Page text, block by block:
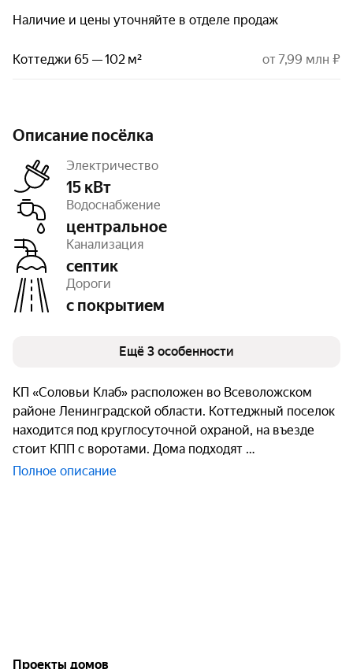
Наличие и цены уточняйте в отделе продаж
Коттеджи 65 — 102 м² от 7,99 млн ₽
Описание посёлка
Электричество
15 кВт
Водоснабжение
центральное
Канализация
септик
Дороги
с покрытием
Тип земли
СНТ
Число объектов 40
Очереди
1
Ещё 3 особенности
КП «Соловьи Клаб» расположен во Всеволожском
районе Ленинградской области. Коттеджный поселок
находится под круглосуточной охраной, на въезде
стоит КПП с воротами. Дома подходят
Полное описание
Проекты домов